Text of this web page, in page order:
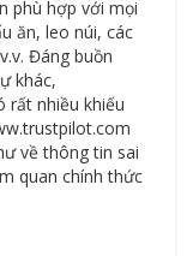
phù hợp với mọi
ăn, leo núi, các
Đáng buồn
khác,
rất nhiều khiếu
về thông tin sai
quan chính thức